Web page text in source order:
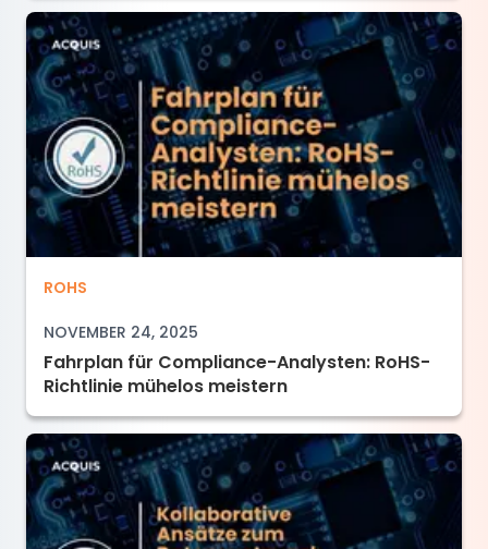
Fahrplan für Compliance-Analysten: RoHS-
ROHS
NOVEMBER 24, 2025
Fahrplan für Compliance-Analysten: RoHS-
Richtlinie mühelos meistern